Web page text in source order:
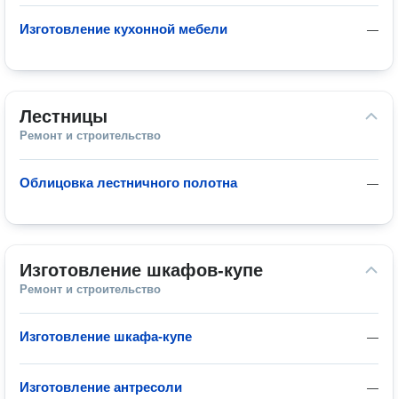
—
Изготовление кухонной мебели
Лестницы
Ремонт и строительство
—
Облицовка лестничного полотна
Изготовление шкафов-купе
Ремонт и строительство
—
Изготовление шкафа-купе
—
Изготовление антресоли